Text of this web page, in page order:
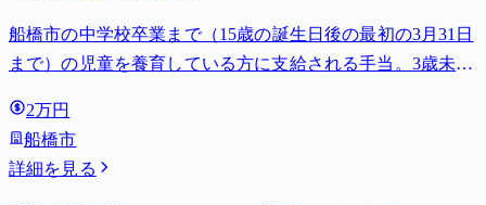
船橋市の中学校卒業まで（15歳の誕生日後の最初の3月31日
まで）の児童を養育している方に支給される手当。3歳未満
子以降は15,000円）、中学生は月額10,000円。
2万円
船橋市
詳細を見る